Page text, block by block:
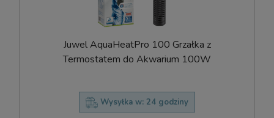
Juwel AquaHeatPro 100 Grzałka z
Termostatem do Akwarium 100W
Wysyłka w: 24 godziny